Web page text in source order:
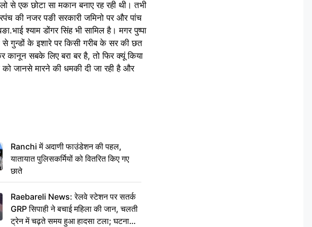
से एक छोटा सा मकान बनाए रह रही थी। तभी
की नजर पङी सरकारी जमिनो पर और पांच
श्याम डोंगर सिंह भी सामिल है। मगर पुष्पा
गुन्डों के इशारे पर किसी गरीब के सर की छत
कानून सबके लिए बरा बर है, तो फिर क्यूं किया
को जानसे मारने की धमकी दी जा रही है और
Ranchi में अदाणी फाउंडेशन की पहल,
यातायात पुलिसकर्मियों को वितरित किए गए
छाते
Raebareli News: रेलवे स्टेशन पर सतर्क
GRP सिपाही ने बचाई महिला की जान, चलती
ट्रेन में चढ़ते समय हुआ हादसा टला; घटना